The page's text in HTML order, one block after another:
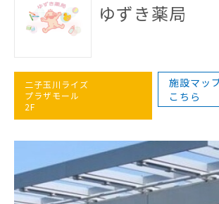
ゆずき薬局
二子玉川ライズ
プラザモール
2F
施設マッ
こちら